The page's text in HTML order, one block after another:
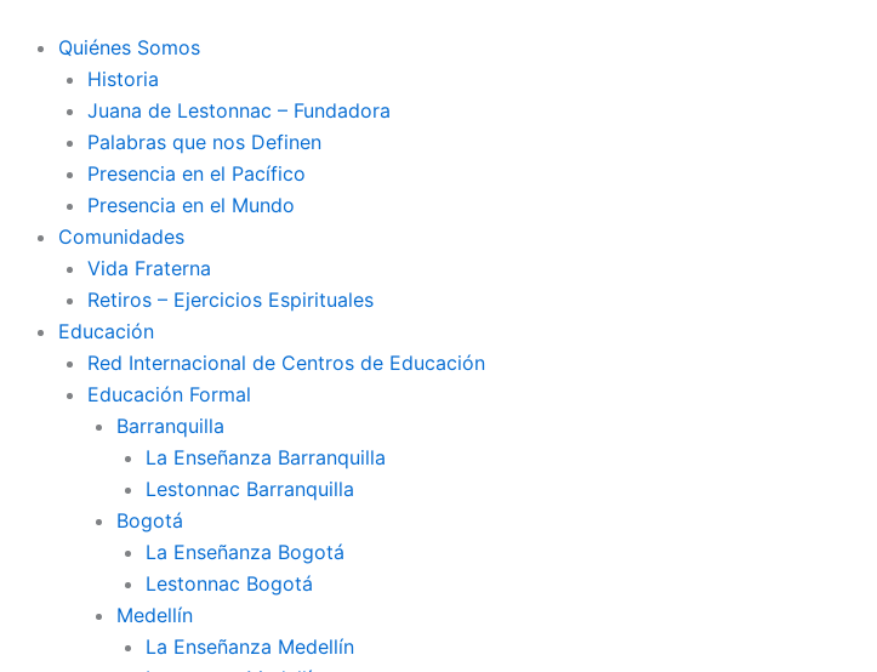
Quiénes Somos
Historia
Juana de Lestonnac – Fundadora
Palabras que nos Definen
Presencia en el Pacífico
Presencia en el Mundo
Comunidades
Vida Fraterna
Retiros – Ejercicios Espirituales
Educación
Red Internacional de Centros de Educación
Educación Formal
Barranquilla
La Enseñanza Barranquilla
Lestonnac Barranquilla
Bogotá
La Enseñanza Bogotá
Lestonnac Bogotá
Medellín
La Enseñanza Medellín